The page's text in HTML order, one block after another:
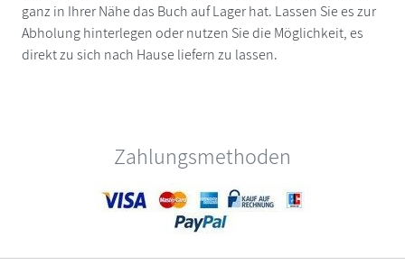
ganz in Ihrer Nähe das Buch auf Lager hat. Lassen Sie es zur
Abholung hinterlegen oder nutzen Sie die Möglichkeit, es
direkt zu sich nach Hause liefern zu lassen.
Zahlungsmethoden